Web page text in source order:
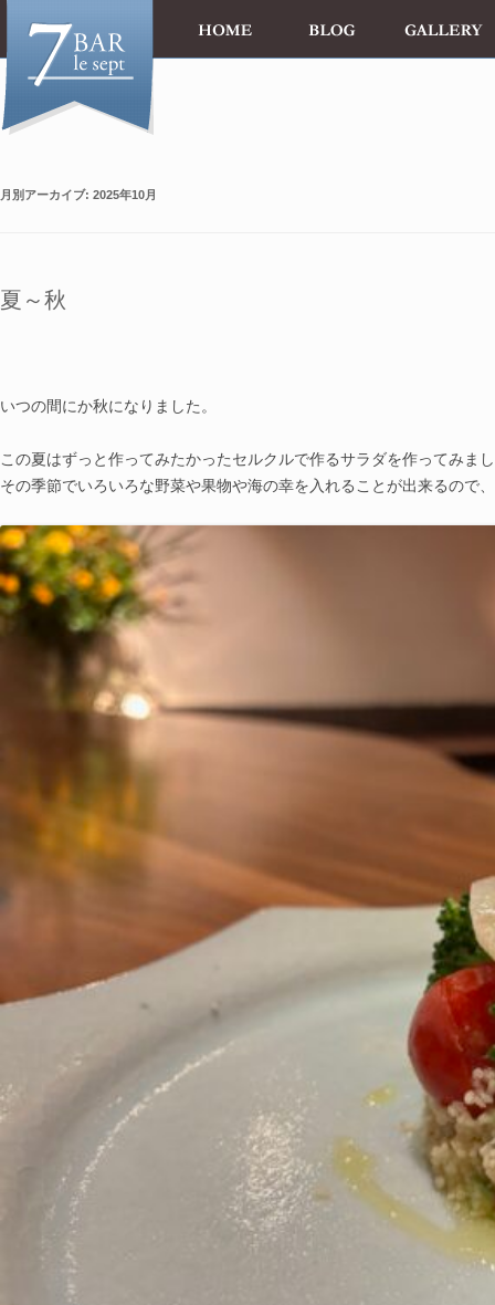
月別アーカイブ: 2025年10月
夏～秋
いつの間にか秋になりました。
この夏はずっと作ってみたかったセルクルで作るサラダを作ってみま
その季節でいろいろな野菜や果物や海の幸を入れることが出来るので